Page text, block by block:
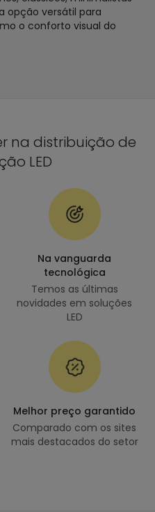
opção versátil para
o conforto visual do
na distribuição de
LED
Na vanguarda
tecnológica
Temos as últimas
novidades em soluções
LED
Melhor preço garantido
Comparado com os sites
mais destacados do setor